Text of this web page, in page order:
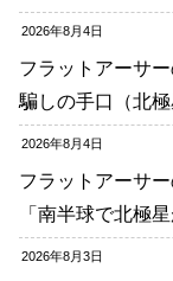
2026年8月4日
フラットアーサ
騙しの手口（北極
2026年8月4日
フラットアーサ
「南半球で北極
2026年8月3日